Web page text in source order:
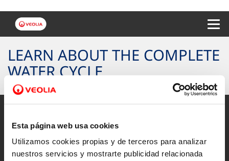
Esta página web usa cookies
Utilizamos cookies propias y de terceros para analizar
nuestros servicios y mostrarte publicidad relacionada
LEARN ABOUT THE COMPLETE
WATER CYCLE
Site map